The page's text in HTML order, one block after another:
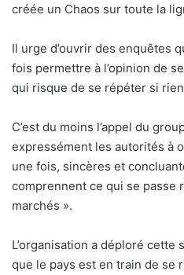
créée un Chaos sur toute la
Il urge d’ouvrir des enquêtes
fois permettre à l’opinion de
qui risque de se répéter si rien
C’est du moins l’appel du
expressément les autorités à
une fois, sincères et
comprennent ce qui se passe
marchés ».
L’organisation a déploré
que le pays est en train de se